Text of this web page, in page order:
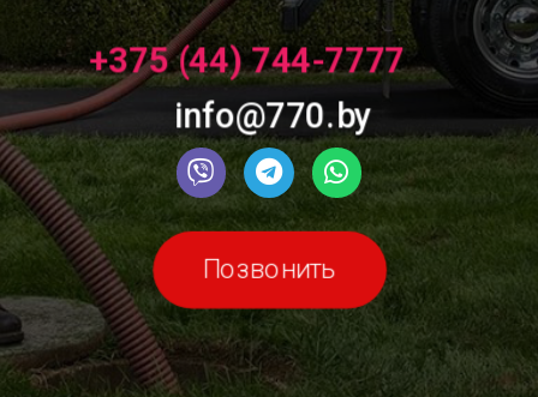
+375 (44) 744-7777
info@770.by
Позвонить